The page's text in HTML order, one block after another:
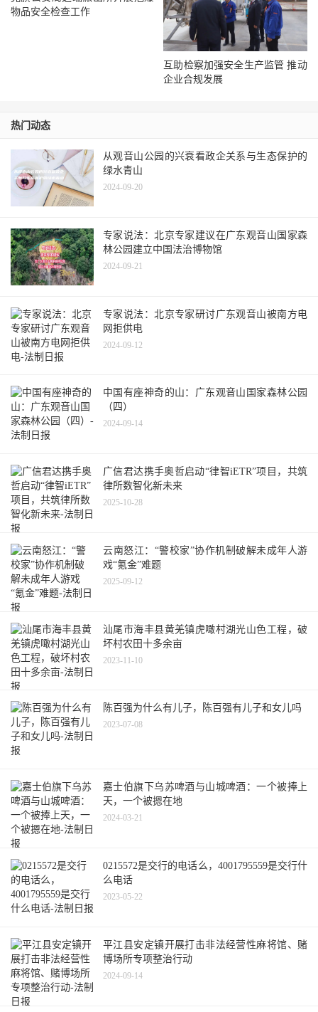
物品安全检查工作
互助检察加强安全生产监管 推动
企业合规发展
热门动态
从观音山公园的兴衰看政企关系与生态保护的
绿水青山
2024-09-20
专家说法：北京专家建议在广东观音山国家森
林公园建立中国法治博物馆
2024-09-21
专家说法：北京专家研讨广东观音山被南方电
网拒供电
2024-09-12
中国有座神奇的山：广东观音山国家森林公园
（四）
2024-09-14
广信君达携手奥哲启动“律智iETR”项目，共筑
律所数智化新未来
2025-10-28
云南怒江：“警校家”协作机制破解未成年人游
戏“氪金”难题
2025-09-12
汕尾市海丰县黄羌镇虎噉村湖光山色工程，破
坏村农田十多余亩
2023-11-10
陈百强为什么有儿子，陈百强有儿子和女儿吗
2023-07-08
嘉士伯旗下乌苏啤酒与山城啤酒：一个被捧上
天，一个被摁在地
2024-03-21
0215572是交行的电话么，4001795559是交行什
么电话
2023-05-22
平江县安定镇开展打击非法经营性麻将馆、赌
博场所专项整治行动
2024-09-14